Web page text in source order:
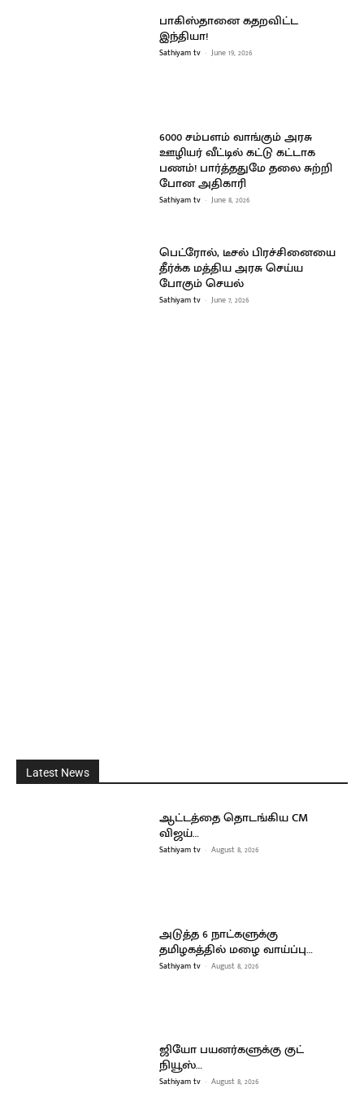
பாகிஸ்தானை கதறவிட்ட
இந்தியா!
Sathiyam tv - June 19, 2026
6000 சம்பளம் வாங்கும் அரசு
ஊழியர் வீட்டில் கட்டு கட்டாக
பணம்! பார்த்ததுமே தலை சுற்றி
போன அதிகாரி
Sathiyam tv - June 8, 2026
பெட்ரோல், டீசல் பிரச்சினையை
தீர்க்க மத்திய அரசு செய்ய
போகும் செயல்
Sathiyam tv - June 7, 2026
Latest News
ஆட்டத்தை தொடங்கிய CM
விஜய்…
Sathiyam tv - August 8, 2026
அடுத்த 6 நாட்களுக்கு
தமிழகத்தில் மழை வாய்ப்பு…
Sathiyam tv - August 8, 2026
ஜியோ பயனர்களுக்கு குட்
நியூஸ்…
Sathiyam tv - August 8, 2026